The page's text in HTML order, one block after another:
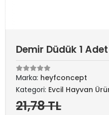
Demir Düdük 1 Adet
Marka: heyfconcept
Kategori: Evcil Hayvan
21,78 TL